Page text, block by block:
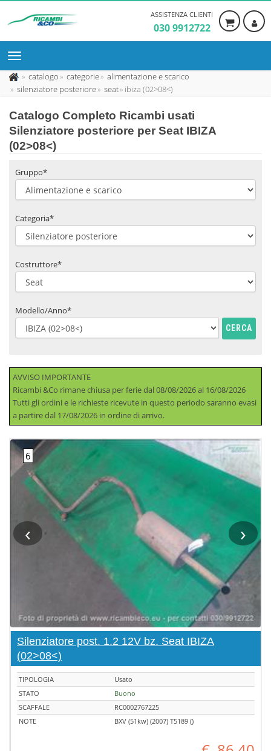
ASSISTENZA CLIENTI
030 9912722
catalogo categorie
alimentazione e scarico
silenziatore posteriore
seat ibiza (02>08<)
Catalogo Completo Ricambi usati
Silenziatore posteriore per Seat IBIZA
(02>08<)
Gruppo*
Categoria*
Costruttore*
Modello/Anno*
CERCA
AVVISO IMPORTANTE
Ricambi &Co rimane chiusa per ferie dal 08/08/2026 al 16/08/2026
Tutti gli ordini e le richieste ricevute in questo periodo saranno evasi
a partire dal 17/08/2026 in ordine di arrivo.
‹ ›
Silenziatore post. 1.2 12V bz. Seat IBIZA
(02>08<)
TIPOLOGIA
Usato
STATO
Buono
SCAFFALE
RC0002767225
NOTE
BXV (51kw) (2007) T5189 ()